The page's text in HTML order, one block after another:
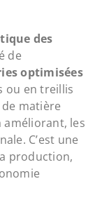
des
de
optimisées
ou en treillis
matière
améliorant, les
C’est une
production,